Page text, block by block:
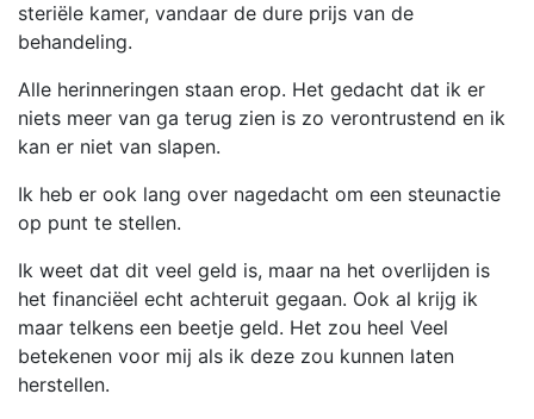
steriële kamer, vandaar de dure prijs van de
behandeling.
Alle herinneringen staan erop. Het gedacht dat ik er
niets meer van ga terug zien is zo verontrustend en ik
kan er niet van slapen.
Ik heb er ook lang over nagedacht om een steunactie
op punt te stellen.
Ik weet dat dit veel geld is, maar na het overlijden is
het financiëel echt achteruit gegaan. Ook al krijg ik
maar telkens een beetje geld. Het zou heel Veel
betekenen voor mij als ik deze zou kunnen laten
herstellen.